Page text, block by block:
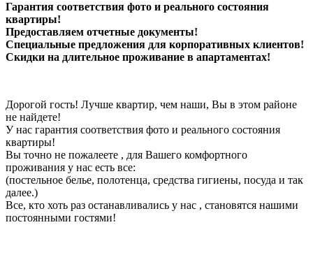
Гарантия соответствия фото и реального состояния
квартиры!
Предоставляем отчетные документы!
Специальные предложения для корпоративных клиентов!
Скидки на длительное проживание в апартаментах!
Дорогой гость! Лучше квартир, чем наши, Вы в этом районе
не найдете!
У нас гарантия соответствия фото и реального состояния
квартиры!
Вы точно не пожалеете , для Вашего комфортного
проживания у нас есть все:
(постельное белье, полотенца, средства гигиены, посуда и так
далее.)
Все, кто хоть раз останавливались у нас , становятся нашими
постоянными гостями!